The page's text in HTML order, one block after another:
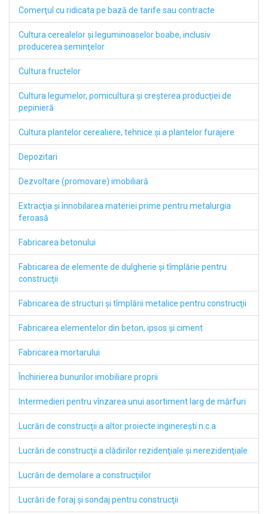
Comerţul cu ridicata pe bază de tarife sau contracte
Cultura cerealelor şi leguminoaselor boabe, inclusiv
producerea seminţelor
Cultura fructelor
Cultura legumelor, pomicultura şi creşterea producţiei de
pepinieră
Cultura plantelor cerealiere, tehnice şi a plantelor furajere
Depozitari
Dezvoltare (promovare) imobiliară
Extracţia şi înnobilarea materiei prime pentru metalurgia
feroasă
Fabricarea betonului
Fabricarea de elemente de dulgherie şi tîmplărie pentru
construcţii
Fabricarea de structuri şi tîmplării metalice pentru construcţii
Fabricarea elementelor din beton, ipsos şi ciment
Fabricarea mortarului
Închirierea bunurilor imobiliare proprii
Intermedieri pentru vînzarea unui asortiment larg de mărfuri
Lucrări de construcţii a altor proiecte inginereşti n.c.a
Lucrări de construcţii a clădirilor rezidenţiale şi nerezidenţiale
Lucrări de demolare a construcţiilor
Lucrări de foraj şi sondaj pentru construcţii